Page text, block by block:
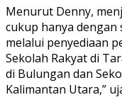
Menurut Denny,
cukup hanya
melalui penyediaan
Sekolah Rakyat di
di Bulungan dan
Kalimantan Utara,”